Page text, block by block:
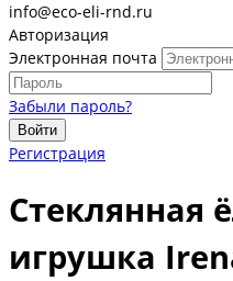
info@eco-eli-rnd.ru
Авторизация
Электронная почта
Забыли пароль?
Войти
Регистрация
Стеклянная
игрушка